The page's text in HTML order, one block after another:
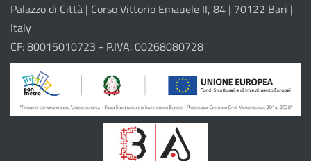
Il progetto
Palazzo di Città | Corso Vittorio Emauele II, 84 | 70122 Bari |
Italy
CF: 80015010723 - P.IVA: 00268080728